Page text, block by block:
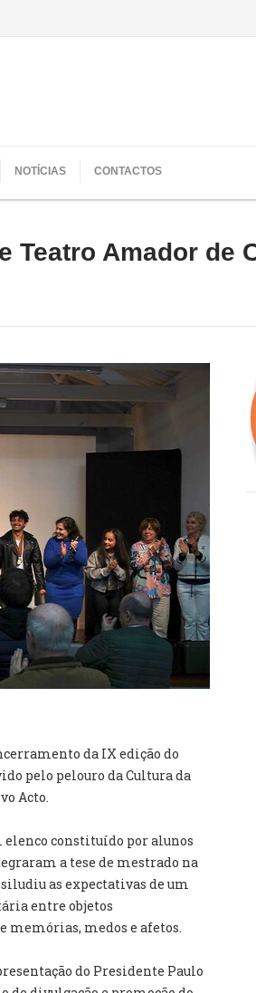
NOTÍCIAS CONTACTOS
Teatro Amador de
da IX edição do
pelo pelouro da Cultura da
Acto.
elenco constituído por alunos
a tese de mestrado na
as expectativas de um
entre objetos
memórias, medos e afetos.
do Presidente Paulo